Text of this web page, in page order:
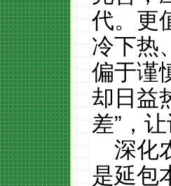
代。更
冷下热
偏于谨
却日益
差”，
深化
是延包